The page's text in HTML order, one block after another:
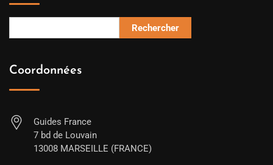
Rechercher
Coordonnées
Guides France
7 bd de Louvain
13008 MARSEILLE (FRANCE)